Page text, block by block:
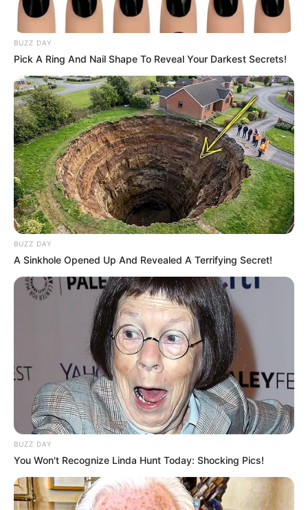
(foto: shelterness)
5. Tempat kerja atau belajar jadi lebih bersemangat
dengan pemandangan yang indah, bisa menerima
cahaya matahari pagi juga
BUZZ DAY
Pick A Ring And Nail Shape To Reveal Your Darkest Secrets!
BUZZ DAY
A Sinkhole Opened Up And Revealed A Terrifying Secret!
BUZZ DAY
You Won't Recognize Linda Hunt Today: Shocking Pics!